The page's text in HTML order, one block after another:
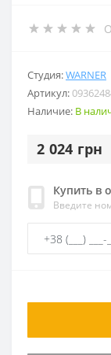
Студия:WARNER
Артикул:
Наличие: В
2 024 грн
Купить в
Введите